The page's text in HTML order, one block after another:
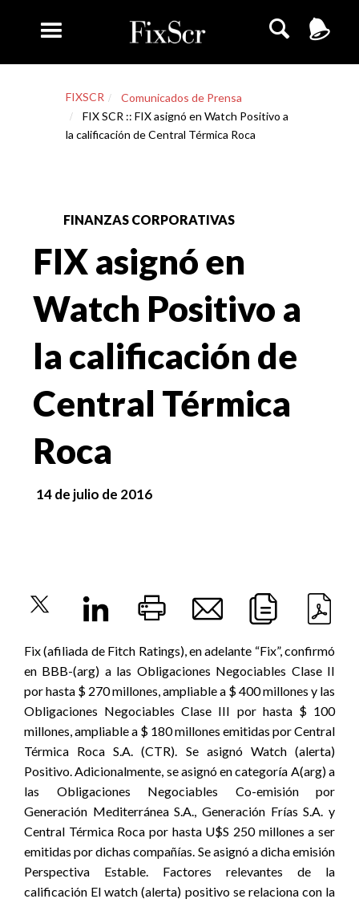
FIXSCR
Comunicados de Prensa
FIX SCR :: FIX asignó en Watch Positivo a
la calificación de Central Térmica Roca
FINANZAS CORPORATIVAS
FIX asignó en
Watch Positivo a
la calificación de
Central Térmica
Roca
14 de julio de 2016
Fix (afiliada de Fitch Ratings), en adelante “Fix”, confirmó
en BBB-(arg) a las Obligaciones Negociables Clase II
por hasta $ 270 millones, ampliable a $ 400 millones y las
Obligaciones Negociables Clase III por hasta $ 100
millones, ampliable a $ 180 millones emitidas por Central
Térmica Roca S.A. (CTR). Se asignó Watch (alerta)
Positivo. Adicionalmente, se asignó en categoría A(arg) a
las Obligaciones Negociables Co-emisión por
Generación Mediterránea S.A., Generación Frías S.A. y
Central Térmica Roca por hasta U$S 250 millones a ser
emitidas por dichas compañías. Se asignó a dicha emisión
Perspectiva Estable. Factores relevantes de la
calificación El watch (alerta) positivo se relaciona con la